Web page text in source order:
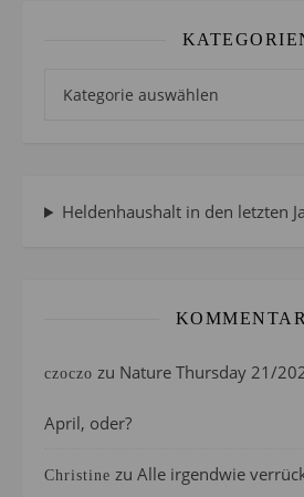
Heldenhaushalt in den letzten
czoczo zu Nature Thursday 21/
April, oder?
Christine zu Alle irgendwie